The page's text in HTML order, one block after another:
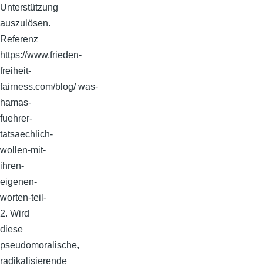
Unterstützung
auszulösen.
Referenz
https://www.frieden-
freiheit-
fairness.com/blog/ was-
hamas-
fuehrer-
tatsaechlich-
wollen-mit-
ihren-
eigenen-
worten-teil-
2. Wird
diese
pseudomoralische,
radikalisierende